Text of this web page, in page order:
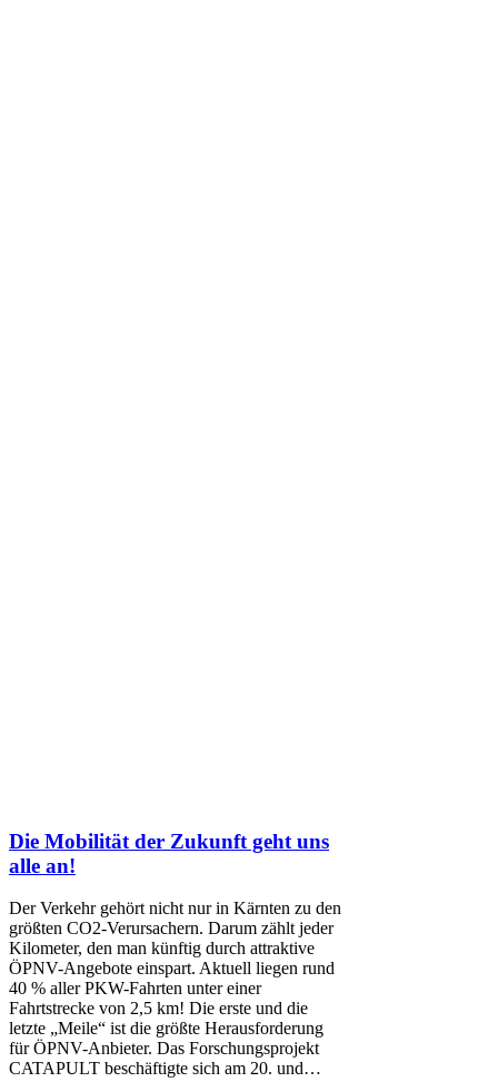
Die Mobilität der Zukunft geht uns
alle an!
Der Verkehr gehört nicht nur in Kärnten zu den
größten CO2-Verursachern. Darum zählt jeder
Kilometer, den man künftig durch attraktive
ÖPNV-Angebote einspart. Aktuell liegen rund
40 % aller PKW-Fahrten unter einer
Fahrtstrecke von 2,5 km! Die erste und die
letzte „Meile“ ist die größte Herausforderung
für ÖPNV-Anbieter. Das Forschungsprojekt
CATAPULT beschäftigte sich am 20. und…